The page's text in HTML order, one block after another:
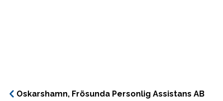
Oskarshamn, Frösunda Personlig Assistans AB